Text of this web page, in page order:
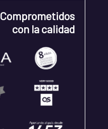
Comprometidos
con la calidad